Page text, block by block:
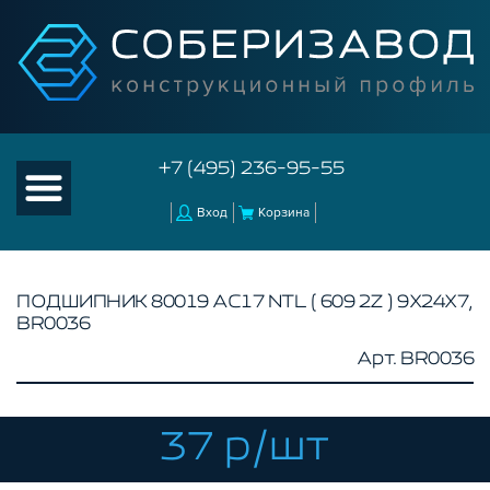
+7 (495) 236-95-55
Вход Корзина
КОНСТРУКЦИОННЫЙ ПРОФИЛЬ
КОМПЛЕКТУЮЩИЕ К ЧПУ
АКСЕССУАРЫ ДЛЯ V-ПАЗА
ПОДШИПНИК 80019 АС17 NTL ( 609 2Z ) 9Х24Х7,
BR0036
Арт. BR0036
37 р/шт